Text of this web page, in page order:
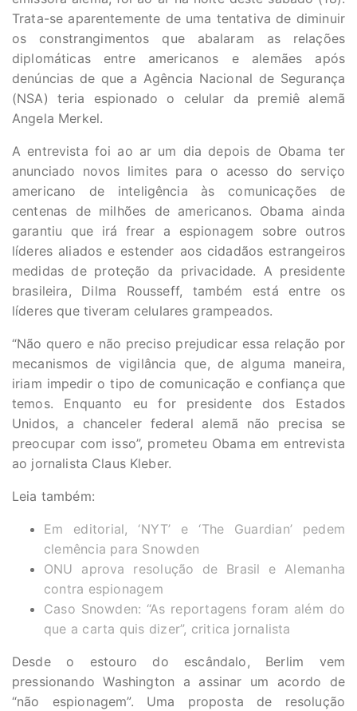
Trata-se aparentemente de uma tentativa de diminuir
os constrangimentos que abalaram as relações
diplomáticas entre americanos e alemães após
denúncias de que a Agência Nacional de Segurança
(NSA) teria espionado o celular da premiê alemã
Angela Merkel.
A entrevista foi ao ar um dia depois de Obama ter
anunciado novos limites para o acesso do serviço
americano de inteligência às comunicações de
centenas de milhões de americanos. Obama ainda
garantiu que irá frear a espionagem sobre outros
líderes aliados e estender aos cidadãos estrangeiros
medidas de proteção da privacidade. A presidente
brasileira, Dilma Rousseff, também está entre os
líderes que tiveram celulares grampeados.
“Não quero e não preciso prejudicar essa relação por
mecanismos de vigilância que, de alguma maneira,
iriam impedir o tipo de comunicação e confiança que
temos. Enquanto eu for presidente dos Estados
Unidos, a chanceler federal alemã não precisa se
preocupar com isso”, prometeu Obama em entrevista
ao jornalista Claus Kleber.
Leia também:
Em editorial, ‘NYT’ e ‘The Guardian’ pedem
clemência para Snowden
ONU aprova resolução de Brasil e Alemanha
contra espionagem
Caso Snowden: “As reportagens foram além do
que a carta quis dizer”, critica jornalista
Desde o estouro do escândalo, Berlim vem
pressionando Washington a assinar um acordo de
“não espionagem”. Uma proposta de resolução